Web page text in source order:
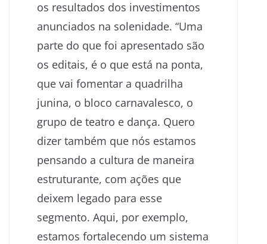
os resultados dos investimentos
anunciados na solenidade. “Uma
parte do que foi apresentado são
os editais, é o que está na ponta,
que vai fomentar a quadrilha
junina, o bloco carnavalesco, o
grupo de teatro e dança. Quero
dizer também que nós estamos
pensando a cultura de maneira
estruturante, com ações que
deixem legado para esse
segmento. Aqui, por exemplo,
estamos fortalecendo um sistema